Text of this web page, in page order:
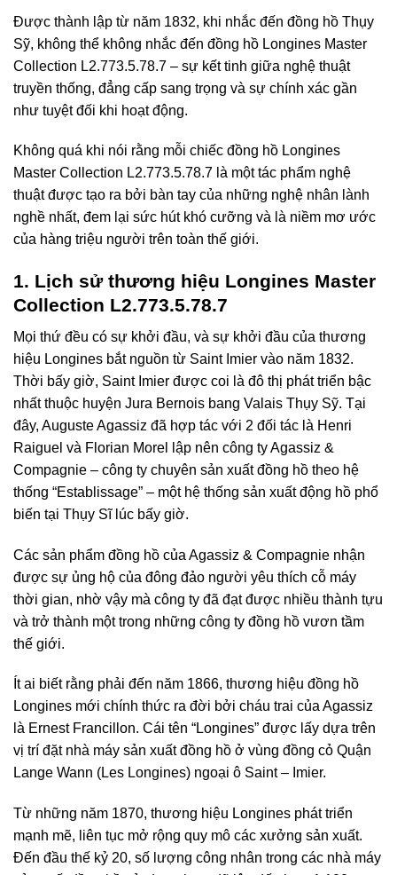
Được thành lập từ năm 1832, khi nhắc đến đồng hồ Thụy
Sỹ, không thể không nhắc đến đồng hồ Longines Master
Collection L2.773.5.78.7 – sự kết tinh giữa nghệ thuật
truyền thống, đẳng cấp sang trọng và sự chính xác gần
như tuyệt đối khi hoạt động.
Không quá khi nói rằng mỗi chiếc đồng hồ Longines
Master Collection L2.773.5.78.7 là một tác phẩm nghệ
thuật được tạo ra bởi bàn tay của những nghệ nhân lành
nghề nhất, đem lại sức hút khó cưỡng và là niềm mơ ước
của hàng triệu người trên toàn thế giới.
1. Lịch sử thương hiệu Longines Master
Collection L2.773.5.78.7
Mọi thứ đều có sự khởi đầu, và sự khởi đầu của thương
hiệu Longines bắt nguồn từ Saint Imier vào năm 1832.
Thời bấy giờ, Saint Imier được coi là đô thị phát triển bậc
nhất thuộc huyện Jura Bernois bang Valais Thụy Sỹ. Tại
đây, Auguste Agassiz đã hợp tác với 2 đối tác là Henri
Raiguel và Florian Morel lập nên công ty Agassiz &
Compagnie – công ty chuyên sản xuất đồng hồ theo hệ
thống “Establissage” – một hệ thống sản xuất động hồ phổ
biến tại Thụy Sĩ lúc bấy giờ.
Các sản phẩm đồng hồ của Agassiz & Compagnie nhận
được sự ủng hộ của đông đảo người yêu thích cỗ máy
thời gian, nhờ vậy mà công ty đã đạt được nhiều thành tựu
và trở thành một trong những công ty đồng hồ vươn tầm
thế giới.
Ít ai biết rằng phải đến năm 1866, thương hiệu đồng hồ
Longines mới chính thức ra đời bởi cháu trai của Agassiz
là Ernest Francillon. Cái tên “Longines” được lấy dựa trên
vị trí đặt nhà máy sản xuất đồng hồ ở vùng đồng cỏ Quận
Lange Wann (Les Longines) ngoại ô Saint – Imier.
Từ những năm 1870, thương hiệu Longines phát triển
mạnh mẽ, liên tục mở rộng quy mô các xưởng sản xuất.
Đến đầu thế kỷ 20, số lượng công nhân trong các nhà máy